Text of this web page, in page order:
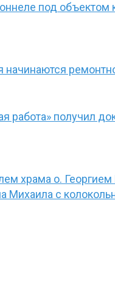
под
работа»
храма о.
Михаила с